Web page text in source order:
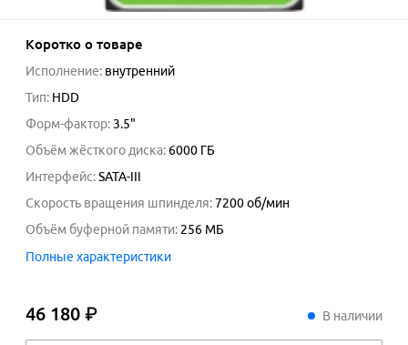
Коротко о товаре
Исполнение: внутренний
Тип: HDD
Форм-фактор: 3.5"
Объём жёсткого диска:6000 ГБ
Интерфейс:SATA-III
Скорость вращения шпинделя:7200 об/мин
Объём буферной памяти: 256 МБ
Полные характеристики
46 180 ₽46 180 ₽ В наличии